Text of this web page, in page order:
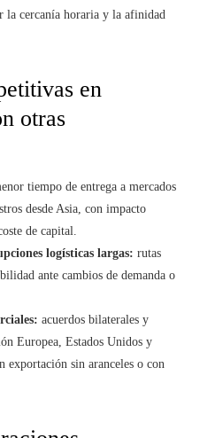
la cercanía horaria y la afinidad
en
otras
tiempo de entrega a mercados
desde Asia, con impacto
de capital.
logísticas largas: rutas
ante cambios de demanda o
acuerdos bilaterales y
Europea, Estados Unidos y
exportación sin aranceles o con